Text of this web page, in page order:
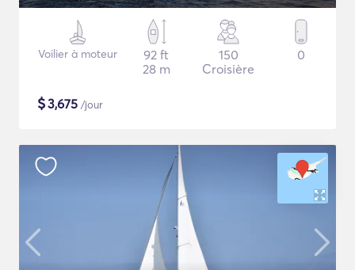
Voilier à moteur
92 ft
28 m
150
Croisière
0
$3,675 /jour